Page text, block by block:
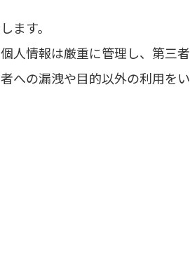
ます。
人情報は厳重に管理し、第三者
への漏洩や目的以外の利用をい